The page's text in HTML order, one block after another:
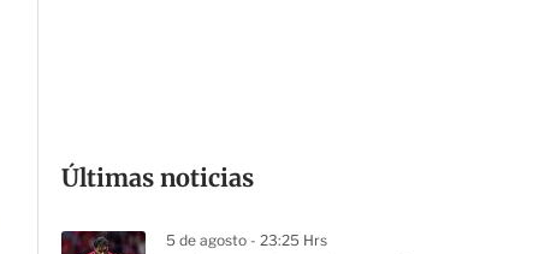
Últimas noticias
5 de agosto - 23:25 Hrs